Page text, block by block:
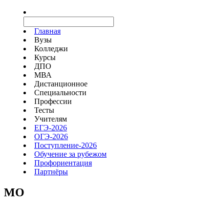
Главная
Вузы
Колледжи
Курсы
ДПО
МВА
Дистанционное
Специальности
Профессии
Тесты
Учителям
ЕГЭ-2026
ОГЭ-2026
Поступление-2026
Обучение за рубежом
Профориентация
Партнёры
MO